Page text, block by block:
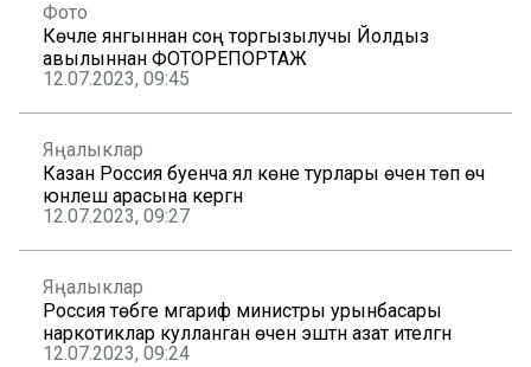
Фото
Көчле янгыннан соң торгызылучы Йолдыз
авылыннан ФОТОРЕПОРТАЖ
12.07.2023, 09:45
Яңалыклар
Казан Россия буенча ял көне турлары өчен төп өч
юнәлеш арасына кергән
12.07.2023, 09:27
Яңалыклар
Россия төбәге мәгариф министры урынбасары
наркотиклар кулланган өчен эштән азат ителгән
12.07.2023, 09:24